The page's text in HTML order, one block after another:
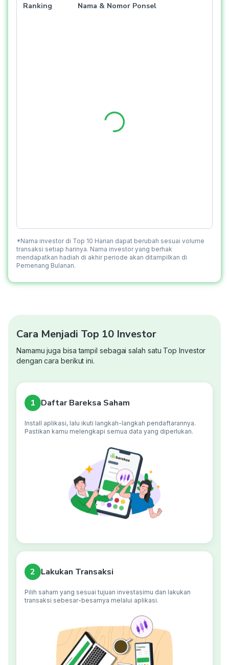
Ranking Nama & Nomor Ponsel
*Nama investor di Top 10 Harian dapat berubah sesuai volume
transaksi setiap harinya. Nama investor yang berhak
mendapatkan hadiah di akhir periode akan ditampilkan di
Pemenang Bulanan.
Cara Menjadi Top 10 Investor
Namamu juga bisa tampil sebagai salah satu Top Investor
dengan cara berikut ini.
1 Daftar Bareksa Saham
Install aplikasi, lalu ikuti langkah-langkah pendaftarannya.
Pastikan kamu melengkapi semua data yang diperlukan.
2 Lakukan Transaksi
Pilih saham yang sesuai tujuan investasimu dan lakukan
transaksi sebesar-besarnya melalui aplikasi.